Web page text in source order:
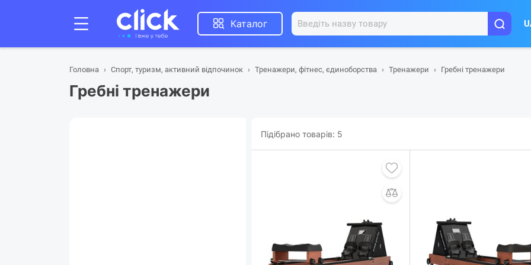
Каталог
Головна Спорт, туризм, активний відпочинок Тренажери, фітнес, єдиноборства Тренажери Гребні тренажери
Гребні тренажери
Підібрано товарів: 5